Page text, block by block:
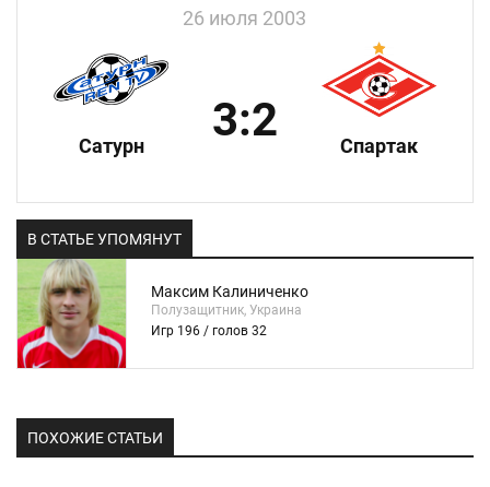
26 июля 2003
Сатурн 3:2 Спартак
В СТАТЬЕ УПОМЯНУТ
Максим Калиниченко
Полузащитник, Украина
Игр 196 / голов 32
ПОХОЖИЕ СТАТЬИ